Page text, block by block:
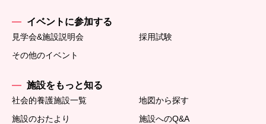
イベントに参加する
見学会&施設説明会
採用試験
その他のイベント
施設をもっと知る
社会的養護施設一覧
地図から探す
施設のおたより
施設へのQ&A